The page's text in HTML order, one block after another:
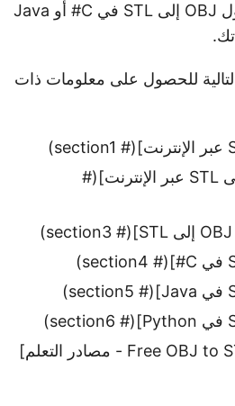
دليل المطور لإنشاء محول OBJ إلى STL في C# أو Java
للحصول على معلومات ذات
[كيفية تحويل OBJ إلى STL عبر الإنترنت](#
[Free OBJ to STL File Converter - مصادر التعلم]